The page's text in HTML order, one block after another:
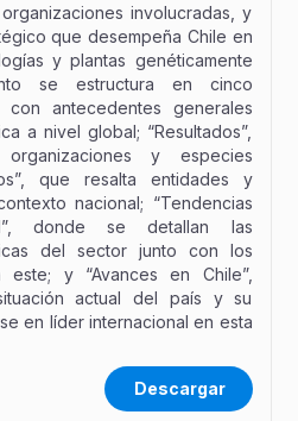
involucradas, y
que desempeña Chile en
y plantas genéticamente
se estructura en cinco
con antecedentes generales
a nivel global; “Resultados”,
y especies
que resalta entidades y
nacional; “Tendencias
donde se detallan las
del sector junto con los
y “Avances en Chile”,
actual del país y su
en líder internacional en esta
Descargar